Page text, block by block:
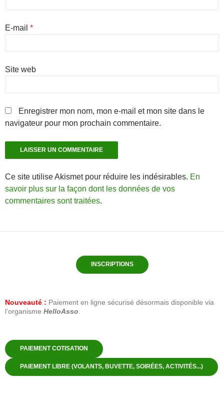
E-mail *
Site web
Enregistrer mon nom, mon e-mail et mon site dans le
navigateur pour mon prochain commentaire.
Ce site utilise Akismet pour réduire les indésirables. En
savoir plus sur la façon dont les données de vos
commentaires sont traitées.
INSCRIPTIONS
Nouveauté : Paiement en ligne sécurisé désormais disponible via
l’organisme HelloAsso
PAIEMENT COTISATION
PAIEMENT LIBRE (VOLANTS, BUVETTE, SOIRÉES, ACTIVITÉS...)